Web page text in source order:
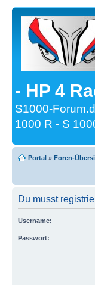
- HP 4
S1000-
1000 R - S
Portal » Foren-
Du musst
Username:
Passwort: